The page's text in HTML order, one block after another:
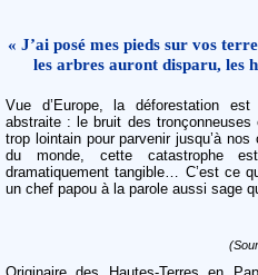
« J’ai posé mes pieds sur vos
les arbres auront disparu,
Vue d’Europe, la déforestation
abstraite : le bruit des tronçonneuses
trop lointain pour parvenir jusqu’à
du monde, cette catastrophe
dramatiquement tangible… C’est ce
un chef papou à la parole aussi sage